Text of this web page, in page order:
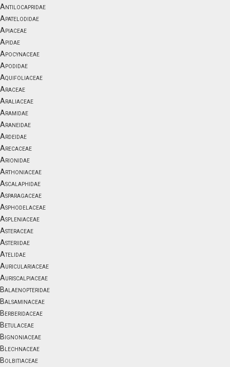
Antilocapridae
Apatelodidae
Apiaceae
Apidae
Apocynaceae
Apodidae
Aquifoliaceae
Araceae
Araliaceae
Aramidae
Araneidae
Ardeidae
Arecaceae
Arionidae
Arthoniaceae
Ascalaphidae
Asparagaceae
Asphodelaceae
Aspleniaceae
Asteraceae
Asteriidae
Atelidae
Auriculariaceae
Auriscalpiaceae
Balaenopteridae
Balsaminaceae
Berberidaceae
Betulaceae
Bignoniaceae
Blechnaceae
Bolbitiaceae